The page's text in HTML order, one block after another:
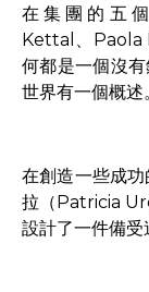
在集團的五
Kettal、Paola
何都是一個沒
世界有一個概述
在創造一些成
拉（Patricia
設計了一件備